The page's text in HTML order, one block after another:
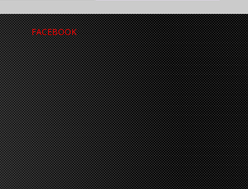
FACEBOOK